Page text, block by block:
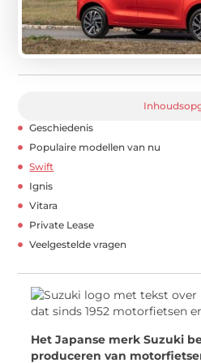
Geschiedenis
Populaire modellen van nu
Swift
Ignis
Vitara
Private Lease
Veelgestelde vragen
Het Japanse merk Suzuki
produceren van